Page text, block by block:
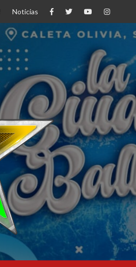
Noticias